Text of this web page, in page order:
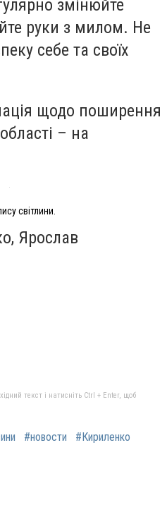
змінюйте
руки з милом. Не
себе та своїх
щодо поширення
– на
світлини.
Ярослав
текст і натисніть Ctrl + Enter, щоб
#новости
#Кириленко